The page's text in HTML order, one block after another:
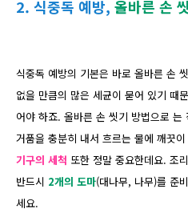
2. 식중독 예방, 올바른 손
식중독 예방의 기본은 바로 올바른 손
없을 만큼의 많은 세균이 묻어 있기 때
어야 하죠. 올바른 손 씻기 방법으로 는
거품을 충분히 내서 흐르는 물에 깨끗
기구의 세척 또한 정말 중요한데요. 조
반드시 2개의 도마(대나무, 나무)를 준
세요.